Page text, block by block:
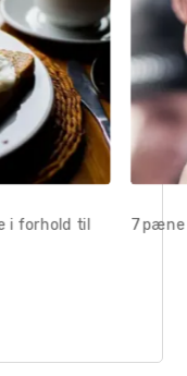
i forhold til
7